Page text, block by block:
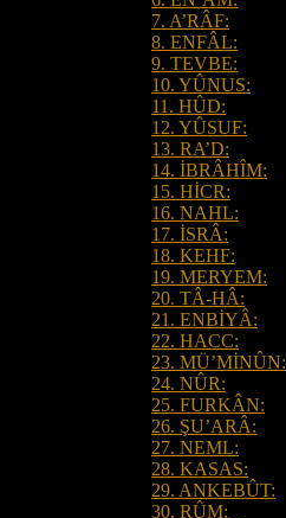
7. A’RÂF:
8. ENFÂL:
9. TEVBE:
10. YÛNUS:
11. HÛD:
12. YÛSUF:
13. RA’D:
14. İBRÂHÎM:
15. HİCR:
16. NAHL:
17. İSRÂ:
18. KEHF:
19. MERYEM:
20. TÂ-HÂ:
21. ENBİYÂ:
22. HACC:
23. MÜ’MİNÛN:
24. NÛR:
25. FURKÂN:
26. ŞU’ARÂ:
27. NEML:
28. KASAS:
29. ANKEBÛT:
30. RÛM: